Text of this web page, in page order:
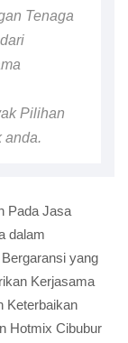
Tenaga
Pilihan
anda.
Pada Jasa
dalam
yang
Kerjasama
Keterbaikan
Hotmix Cibubur